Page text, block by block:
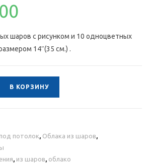
шаров с рисунком и 10 одноцветных
14″(35 см.) .
В КОРЗИНУ
потолок, Облака из шаров,
, из шаров, облако